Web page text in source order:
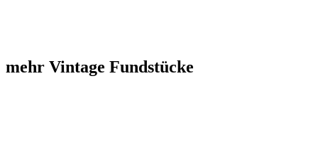
mehr Vintage Fundstücke